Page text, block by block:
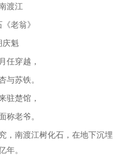
渡江
老翁》
庆魁
任穿越，
与苏铁。
驻楚馆，
称老爷。
，南渡江树化石，在地下沉埋
年。